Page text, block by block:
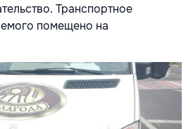
Транспортное
помещено на